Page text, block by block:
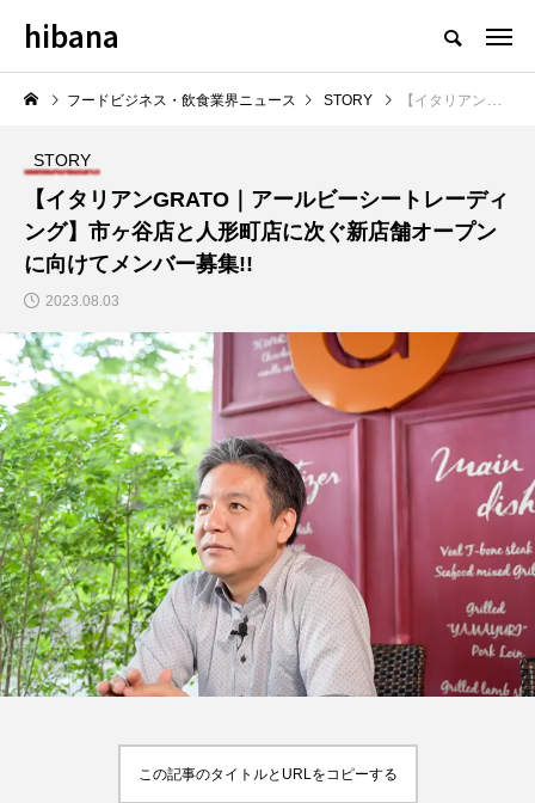
フードビジネス・飲食業界のニュースメディア
NEW POST
【2026年最新】注目の飲食店フ
ランチャイズブランド特集｜これ
から伸びるおすすめFC10選
2026.07.30
【hibana編集部注目！】飲食店
経営＆フードビジネス専用の商
品・サービス紹介｜2026年8月
2026.08.07
hibana
フードビジネス・飲食業界ニュース STORY 【イタリアンGRATO｜アールビーシートレーディング】市ヶ谷店と人形町店に次ぐ新店舗オープンに向けてメンバー募集!!
STORY
【イタリアンGRATO｜アールビーシートレーディ
ング】市ヶ谷店と人形町店に次ぐ新店舗オープン
に向けてメンバー募集!!
2023.08.03
この記事のタイトルとURLをコピーする